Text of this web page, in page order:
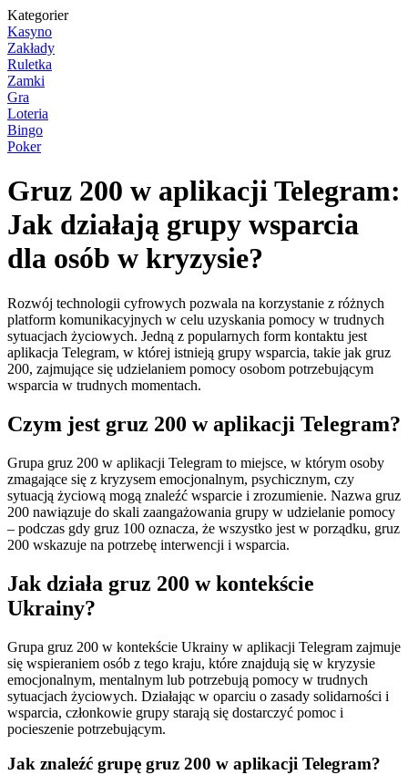
Kategorier
Kasyno
Zakłady
Ruletka
Zamki
Gra
Loteria
Bingo
Poker
Gruz 200 w aplikacji Telegram:
Jak działają grupy wsparcia
dla osób w kryzysie?
Rozwój technologii cyfrowych pozwala na korzystanie z różnych
platform komunikacyjnych w celu uzyskania pomocy w trudnych
sytuacjach życiowych. Jedną z popularnych form kontaktu jest
aplikacja Telegram, w której istnieją grupy wsparcia, takie jak gruz
200, zajmujące się udzielaniem pomocy osobom potrzebującym
wsparcia w trudnych momentach.
Czym jest gruz 200 w aplikacji Telegram?
Grupa gruz 200 w aplikacji Telegram to miejsce, w którym osoby
zmagające się z kryzysem emocjonalnym, psychicznym, czy
sytuacją życiową mogą znaleźć wsparcie i zrozumienie. Nazwa gruz
200 nawiązuje do skali zaangażowania grupy w udzielanie pomocy
– podczas gdy gruz 100 oznacza, że wszystko jest w porządku, gruz
200 wskazuje na potrzebę interwencji i wsparcia.
Jak działa gruz 200 w kontekście
Ukrainy?
Grupa gruz 200 w kontekście Ukrainy w aplikacji Telegram zajmuje
się wspieraniem osób z tego kraju, które znajdują się w kryzysie
emocjonalnym, mentalnym lub potrzebują pomocy w trudnych
sytuacjach życiowych. Działając w oparciu o zasady solidarności i
wsparcia, członkowie grupy starają się dostarczyć pomoc i
pocieszenie potrzebującym.
Jak znaleźć grupę gruz 200 w aplikacji Telegram?